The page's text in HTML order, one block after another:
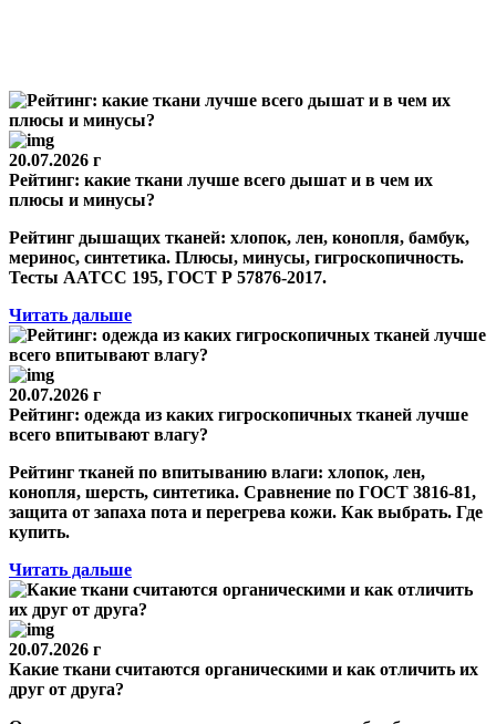
20.07.2026 г
Рейтинг: какие ткани лучше всего дышат и в чем их
плюсы и минусы?
Рейтинг дышащих тканей: хлопок, лен, конопля, бамбук,
меринос, синтетика. Плюсы, минусы, гигроскопичность.
Тесты AATCC 195, ГОСТ Р 57876-2017.
Читать дальше
20.07.2026 г
Рейтинг: одежда из каких гигроскопичных тканей лучше
всего впитывают влагу?
Рейтинг тканей по впитыванию влаги: хлопок, лен,
конопля, шерсть, синтетика. Сравнение по ГОСТ 3816-81,
защита от запаха пота и перегрева кожи. Как выбрать. Где
купить.
Читать дальше
20.07.2026 г
Какие ткани считаются органическими и как отличить их
друг от друга?